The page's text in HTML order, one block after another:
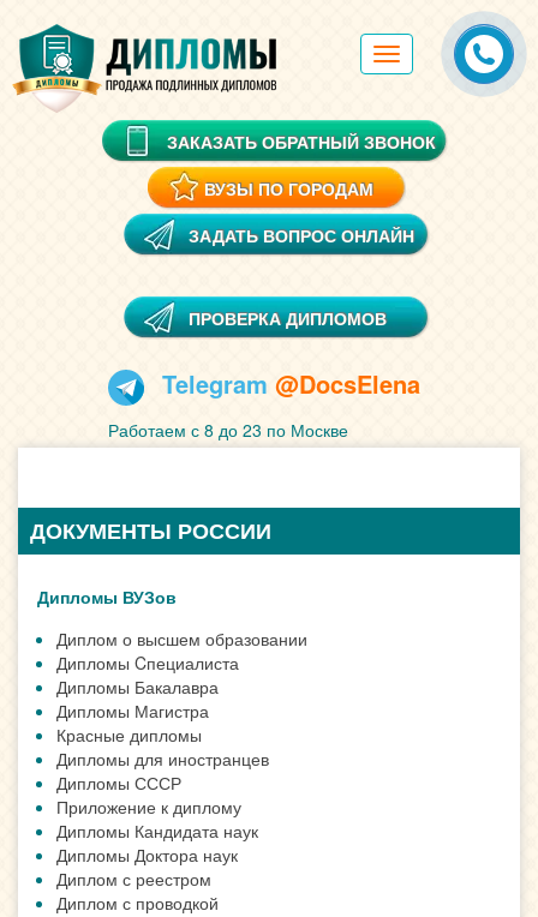
Toggle
navigation
ЗАКАЗАТЬ ОБРАТНЫЙ ЗВОНОК
ВУЗЫ ПО ГОРОДАМ
ЗАДАТЬ ВОПРОС ОНЛАЙН
ПРОВЕРКА ДИПЛОМОВ
Telegram @DocsElena
Работаем с 8 до 23 по Москве
ДОКУМЕНТЫ РОССИИ
Дипломы ВУЗов
Диплом о высшем образовании
Дипломы Cпециалиста
Дипломы Бакалавра
Дипломы Магистра
Красные дипломы
Дипломы для иностранцев
Дипломы СССР
Приложение к диплому
Дипломы Кандидата наук
Дипломы Доктора наук
Диплом с реестром
Диплом с проводкой